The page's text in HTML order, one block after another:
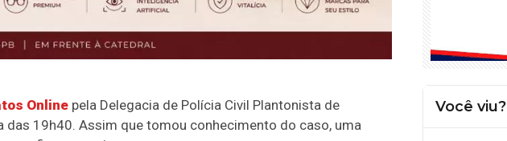
Online pela Delegacia de Polícia Civil Plantonista de
19h40. Assim que tomou conhecimento do caso, uma
Você viu?